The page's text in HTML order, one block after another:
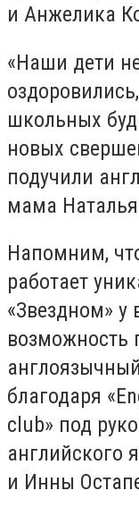
и Анжелика
«Наши дети
школьных
новых
подучили
мама
Напомним,
работает
«Звездном» у
возможность
благодаря
club» под
английского
и Инны